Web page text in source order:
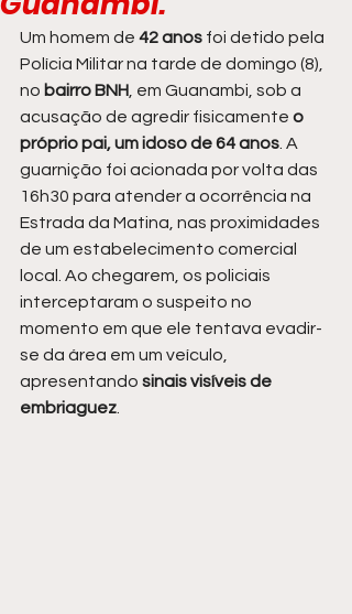
Um homem de 42 anos foi detido pela
Polícia Militar na tarde de domingo (8),
no bairro BNH , em Guanambi, sob a
acusação de agredir fisicamente o
próprio pai, um idoso de 64 anos . A
guarnição foi acionada por volta das
16h30 para atender a ocorrência na
Estrada da Matina, nas proximidades
de um estabelecimento comercial
local. Ao chegarem, os policiais
interceptaram o suspeito no
momento em que ele tentava evadir-
se da área em um veículo,
apresentando sinais visíveis de
embriaguez